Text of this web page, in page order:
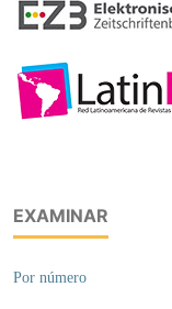
EXAMINAR
Por número